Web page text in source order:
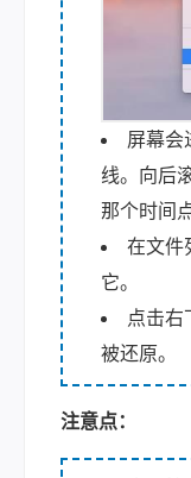
屏幕会
线。向后
那个时间点
在文件
它。
点击
被还原。
注意点：